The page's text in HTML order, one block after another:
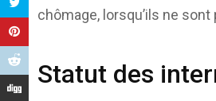
chômage, lorsqu’ils ne sont
Statut des